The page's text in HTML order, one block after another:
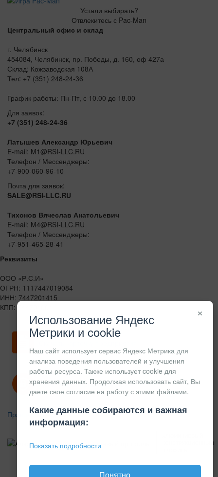
Устали выбирать?
Отвлекитесь с Pac-Man
Центральный офис и склад
г. Челябинск
454084, Челябинск, пр. Победы, д. 160, оф 427а
Склад: Кожзаводская 108А
Тел: +7 (351) 248-24-36
График работы: Пн-Пт, с 10.00 до 18.00
Для заявок:
+7 (351) 248-24-36
Латышев Александр Юрьевич
E-mail: M1@RSI-LLC.RU
Телефон / Мессенджеры:
+7-900-060-96-10
Почта для заявок:
SALE@RSI-LLC.RU
Тихонов Вячеслав Анатольевич
E-mail: M4@RSI-LLC.RU
Телефон / Мессенджеры:
+7-951-465-28-41
Реквизиты
ООО «Р.С.И»
ОГРН: 1117447019084
ИНН: 7447201415
КПП: 744701001
Скачать карточку предприятия
Политика конфиденциальности
Правила возврата
КОНСТРУКЦИОННЫЙ
×
Использование Яндекс
Метрики и cookie
Наш сайт использует сервис Яндекс Метрика для
анализа поведения пользователей и улучшения
работы ресурса. Также использует cookie для
хранения данных. Продолжая использовать сайт, Вы
даете свое согласие на работу с этими файлами.
Какие данные собираются и важная
информация:
Показать подробности